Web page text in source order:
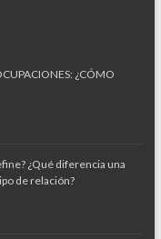
¿CÓMO
¿Qué diferencia una
de relación?